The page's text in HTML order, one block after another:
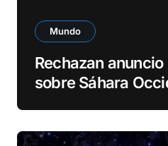
Mundo
Rechazan
sobre Sáhara